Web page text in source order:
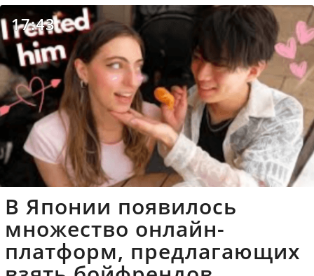
17:43
В Японии появилось
множество онлайн-
платформ, предлагающих